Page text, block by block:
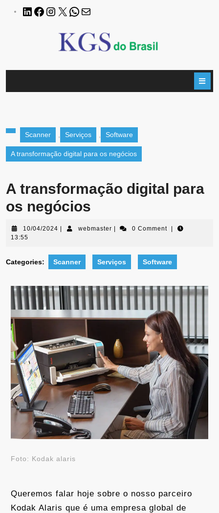
Scanner Serviços Software
A transformação digital para os negócios
A transformação digital para
os negócios
10/04/2024 webmaster 0 Comment
13:55
Categories: Scanner Serviços Software
Foto: Kodak alaris
Queremos falar hoje sobre o nosso parceiro
Kodak Alaris que é uma empresa global de